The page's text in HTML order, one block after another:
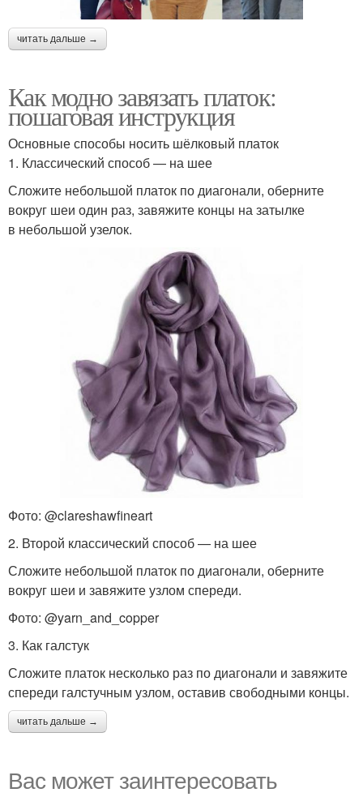
читать дальше →
Как модно завязать платок:
пошаговая инструкция
Основные способы носить шёлковый платок
1. Классический способ — на шее
Сложите небольшой платок по диагонали, оберните
вокруг шеи один раз, завяжите концы на затылке
в небольшой узелок.
Фото: @clareshawfineart
2. Второй классический способ — на шее
Сложите небольшой платок по диагонали, оберните
вокруг шеи и завяжите узлом спереди.
Фото: @yarn_and_copper
3. Как галстук
Сложите платок несколько раз по диагонали и завяжите
спереди галстучным узлом, оставив свободными концы.
читать дальше →
Вас может заинтересовать